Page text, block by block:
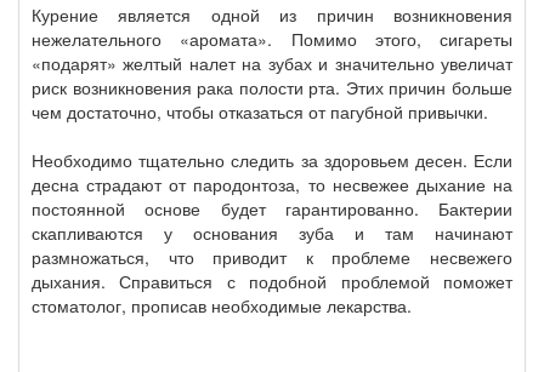
Курение является одной из причин возникновения
нежелательного «аромата». Помимо этого, сигареты
«подарят» желтый налет на зубах и значительно увеличат
риск возникновения рака полости рта. Этих причин больше
чем достаточно, чтобы отказаться от пагубной привычки.
Необходимо тщательно следить за здоровьем десен. Если
десна страдают от пародонтоза, то несвежее дыхание на
постоянной основе будет гарантированно. Бактерии
скапливаются у основания зуба и там начинают
размножаться, что приводит к проблеме несвежего
дыхания. Справиться с подобной проблемой поможет
стоматолог, прописав необходимые лекарства.